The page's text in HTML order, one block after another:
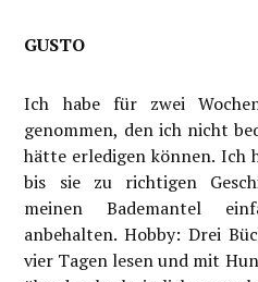
GUSTO
Ich habe für zwei
genommen, den ich nicht
hätte erledigen können. Ich
bis sie zu richtigen
meinen Bademantel
anbehalten. Hobby: Drei
vier Tagen lesen und mit